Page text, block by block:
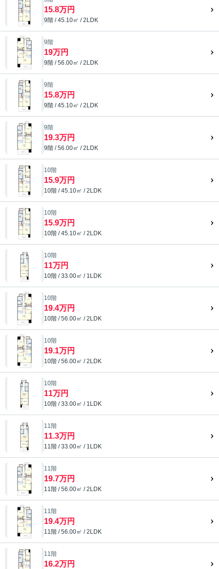
15.8万円
9階 / 45.10㎡ / 2LDK
9階
19万円
9階 / 56.00㎡ / 2LDK
9階
15.8万円
9階 / 45.10㎡ / 2LDK
9階
19.3万円
9階 / 56.00㎡ / 2LDK
10階
15.9万円
10階 / 45.10㎡ / 2LDK
10階
15.9万円
10階 / 45.10㎡ / 2LDK
10階
11万円
10階 / 33.00㎡ / 1LDK
10階
19.4万円
10階 / 56.00㎡ / 2LDK
10階
19.1万円
10階 / 56.00㎡ / 2LDK
10階
11万円
10階 / 33.00㎡ / 1LDK
11階
11.3万円
11階 / 33.00㎡ / 1LDK
11階
19.7万円
11階 / 56.00㎡ / 2LDK
11階
19.4万円
11階 / 56.00㎡ / 2LDK
11階
16.2万円